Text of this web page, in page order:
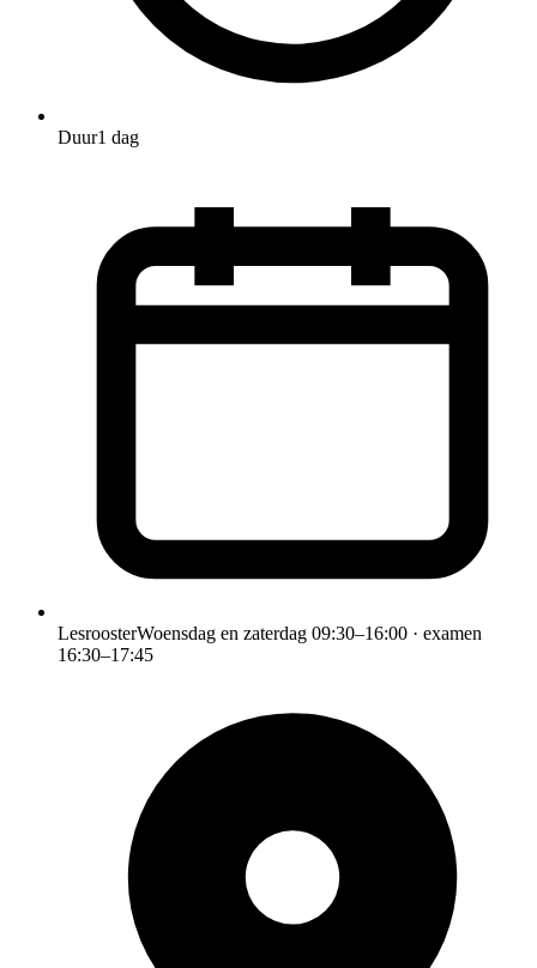
Duur1 dag
LesroosterWoensdag en zaterdag 09:30–16:00 · examen
16:30–17:45